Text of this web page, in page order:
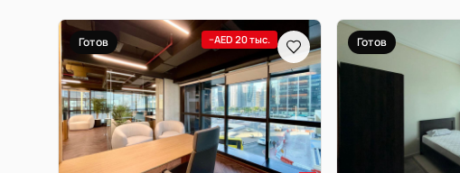
Готов −AED 20 тыс. Готов